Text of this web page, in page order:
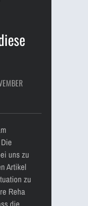
uns zu
Artikel
zu
Reha
die